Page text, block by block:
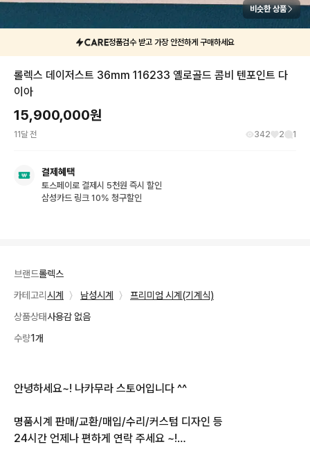
비슷한 상품
정품검수 받고 가장 안전하게 구매하세요
롤렉스 데이저스트 36mm 116233 옐로골드 콤비 텐포인트 다
이아
15,900,000원
11달 전 342 2 1
결제혜택
토스페이로 결제시 5천원 즉시 할인
삼성카드 링크 10% 청구할인
브랜드롤렉스
카테고리 시계 〉 남성시계 〉
프리미엄 시계(기계식)
상품상태사용감 없음
수량1개
안녕하세요~! 나카무라 스토어입니다 ^^
명품시계 판매/교환/매입/수리/커스텀 디자인 등
24시간 언제나 편하게 연락 주세요 ~!